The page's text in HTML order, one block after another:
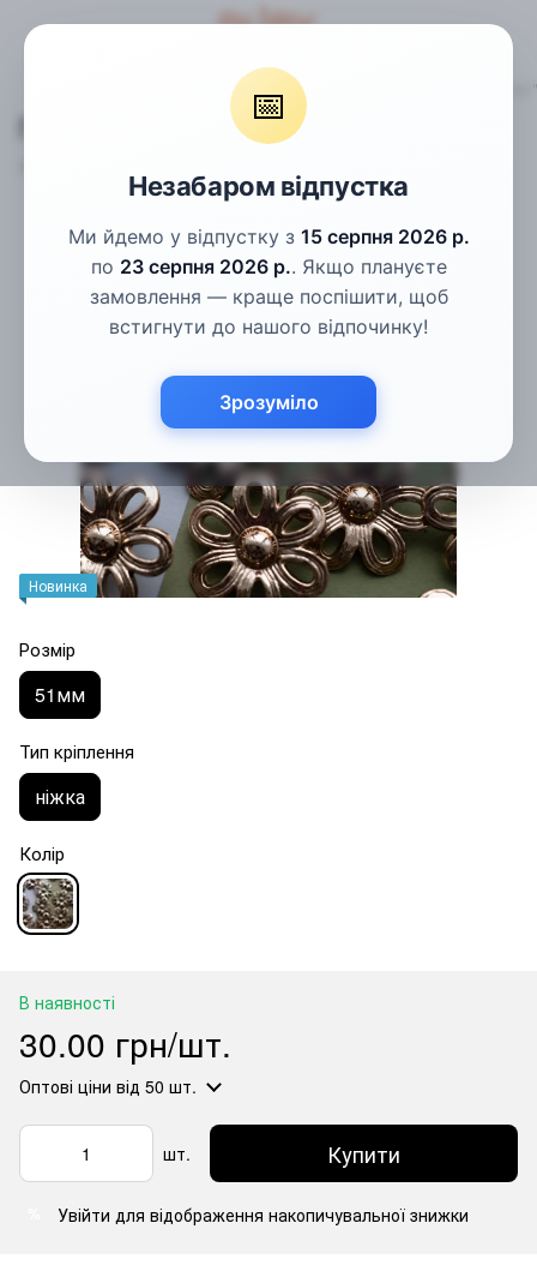
📅
Незабаром відпустка
Ми йдемо у відпустку з 15 серпня 2026 р.
по 23 серпня 2026 р.. Якщо плануєте
замовлення — краще поспішити, щоб
встигнути до нашого відпочинку!
Зрозуміло
Металеві та під металеві гудзики Гудзики
Гудзики золоті "квітка" 51мм
Новинка
Розмір
51мм
Тип кріплення
ніжка
Колір
В наявності
30.00 грн/шт.
Оптові ціни від 50 шт.
шт. Купити
Увійти для відображення накопичувальної знижки